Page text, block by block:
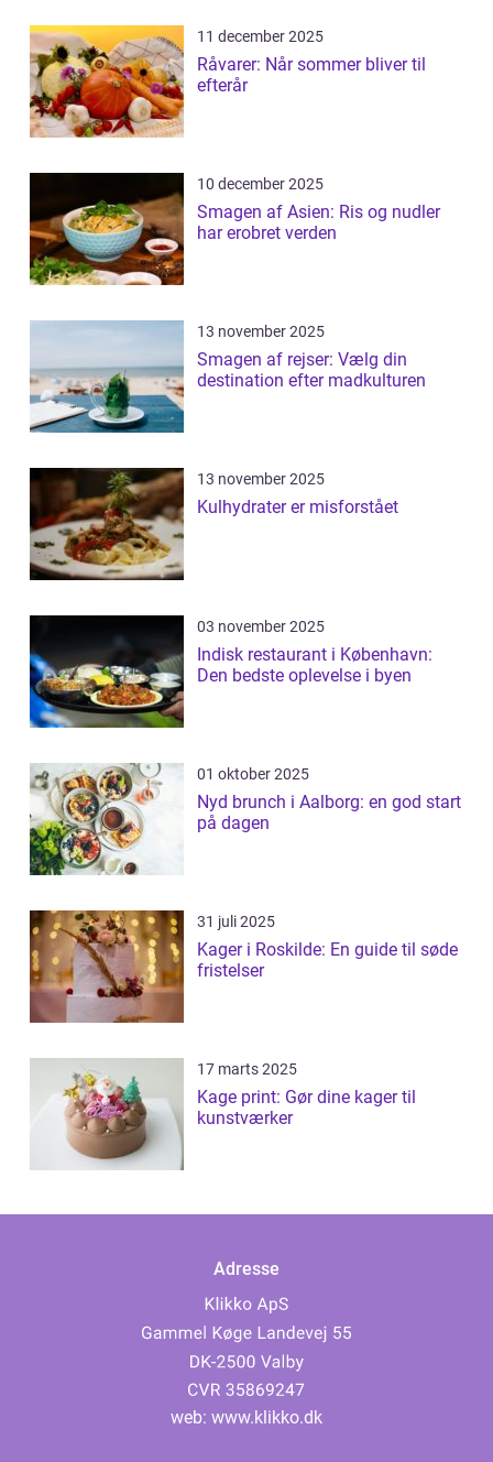
11 december 2025
Råvarer: Når sommer bliver til
efterår
10 december 2025
Smagen af Asien: Ris og nudler
har erobret verden
13 november 2025
Smagen af rejser: Vælg din
destination efter madkulturen
13 november 2025
Kulhydrater er misforstået
03 november 2025
Indisk restaurant i København:
Den bedste oplevelse i byen
01 oktober 2025
Nyd brunch i Aalborg: en god start
på dagen
31 juli 2025
Kager i Roskilde: En guide til søde
fristelser
17 marts 2025
Kage print: Gør dine kager til
kunstværker
Adresse
web: www.klikko.dk